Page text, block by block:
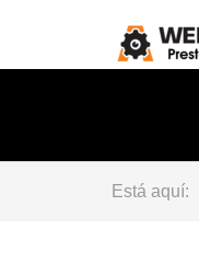
Está aquí: